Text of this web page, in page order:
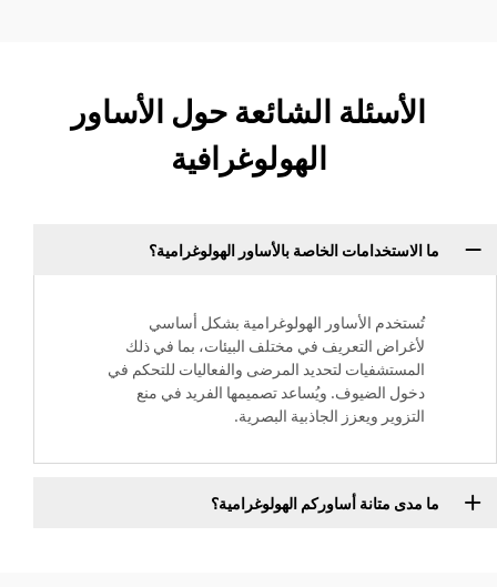
الأسئلة الشائعة حول الأساور
الهولوغرافية
ما الاستخدامات الخاصة بالأساور الهولوغرامية؟
تُستخدم الأساور الهولوغرامية بشكل أساسي
لأغراض التعريف في مختلف البيئات، بما في ذلك
المستشفيات لتحديد المرضى والفعاليات للتحكم في
دخول الضيوف. ويُساعد تصميمها الفريد في منع
التزوير ويعزز الجاذبية البصرية.
ما مدى متانة أساوركم الهولوغرامية؟